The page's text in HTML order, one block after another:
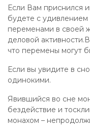
Если Вам приснился
будете с удивлением
переменами в своей
деловой
что перемены могут
Если вы увидите в
одинокими.
Явившийся во сне
бездействие и
монахом –